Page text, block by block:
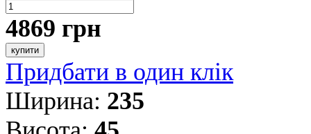
4869 грн
купити
Придбати в один клік
Ширина: 235